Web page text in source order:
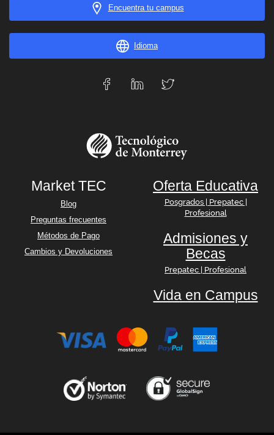
Encuentra tu campus
Idioma
Market TEC
Blog
Preguntas frecuentes
Métodos de Pago
Cambios y Devoluciones
Oferta Educativa
Posgrados | Prepatec |
Profesional
Admisiones y
Becas
Prepatec | Profesional
Vida en Campus